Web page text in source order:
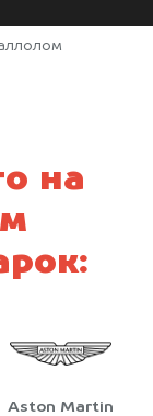
на
Aston Martin